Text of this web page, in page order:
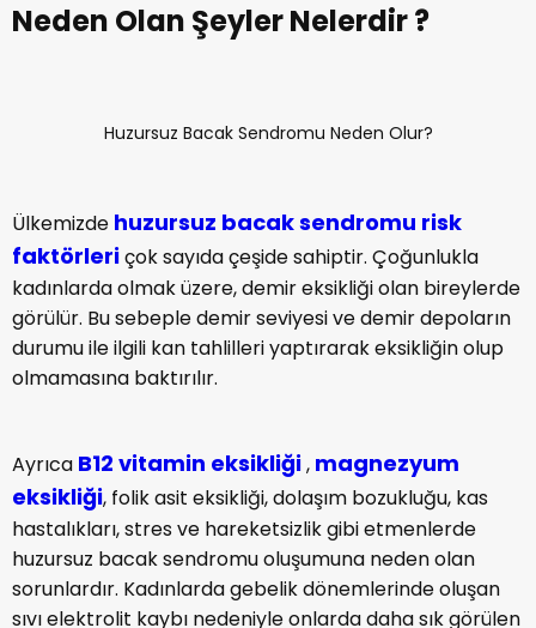
Neden Olan Şeyler Nelerdir ?
Huzursuz Bacak Sendromu Neden Olur?
Ülkemizde huzursuz bacak sendromu risk
faktörleriçok sayıda çeşide sahiptir. Çoğunlukla
kadınlarda olmak üzere, demir eksikliği olan bireylerde
görülür. Bu sebeple demir seviyesi ve demir depoların
durumu ile ilgili kan tahlilleri yaptırarak eksikliğin olup
olmamasına baktırılır.
Ayrıca B12 vitamin eksikliği, magnezyum
eksikliği, folik asit eksikliği, dolaşım bozukluğu, kas
hastalıkları, stres ve hareketsizlik gibi etmenlerde
huzursuz bacak sendromu oluşumuna neden olan
sorunlardır. Kadınlarda gebelik dönemlerinde oluşan
sıvı elektrolit kaybı nedeniyle onlarda daha sık görülen